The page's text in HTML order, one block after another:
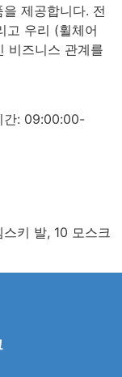
제공합니다. 전
고 우리 (휠체어
비즈니스 관계를
간: 09:00:00-
키 발, 10 모스크